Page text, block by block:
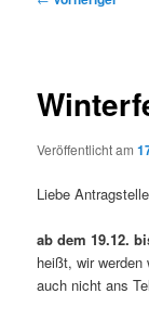
Veröffentlicht am
Liebe
ab dem 19.12.
heißt, wir
auch nicht ans